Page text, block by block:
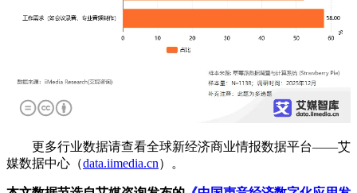
更多行业数据请查看全球新经济商业情报数据平台——艾
媒数据中心（data.iimedia.cn）。